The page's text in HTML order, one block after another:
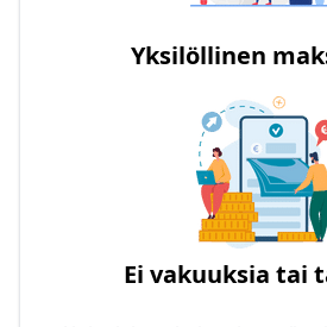
Yksilöllinen
Ei vakuuksia tai